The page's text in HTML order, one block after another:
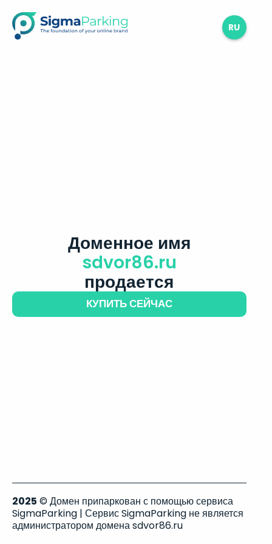
RU
Доменное имя
sdvor86.ru
продается
КУПИТЬ СЕЙЧАС
2025 © Домен припаркован с помощью сервиса
SigmaParking | Сервис SigmaParking не является
администратором домена sdvor86.ru